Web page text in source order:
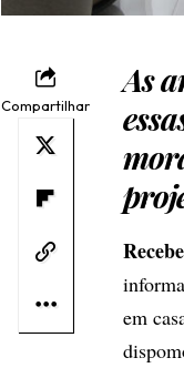
Compartilhar
As
em